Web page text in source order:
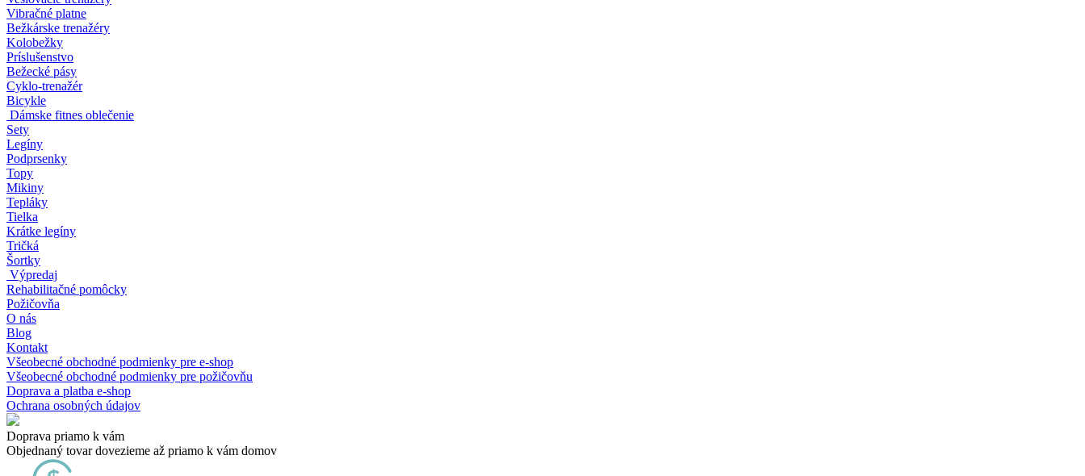
Vibračné platne
Bežkárske trenažéry
Kolobežky
Príslušenstvo
Bežecké pásy
Cyklo-trenažér
Bicykle
Dámske fitnes oblečenie
Sety
Legíny
Podprsenky
Topy
Mikiny
Tepláky
Tielka
Krátke legíny
Tričká
Šortky
Výpredaj
Rehabilitačné pomôcky
Požičovňa
O nás
Blog
Kontakt
Všeobecné obchodné podmienky pre e-shop
Všeobecné obchodné podmienky pre požičovňu
Doprava a platba e-shop
Ochrana osobných údajov
Doprava priamo k vám
Objednaný tovar dovezieme až priamo k vám domov